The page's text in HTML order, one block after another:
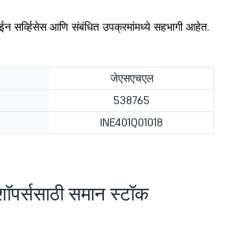
सर्व्हिसेस आणि संबंधित उपक्रमांमध्ये सहभागी आहेत.
जेएसएचएल
538765
INE401Q01018
समान स्टॉक